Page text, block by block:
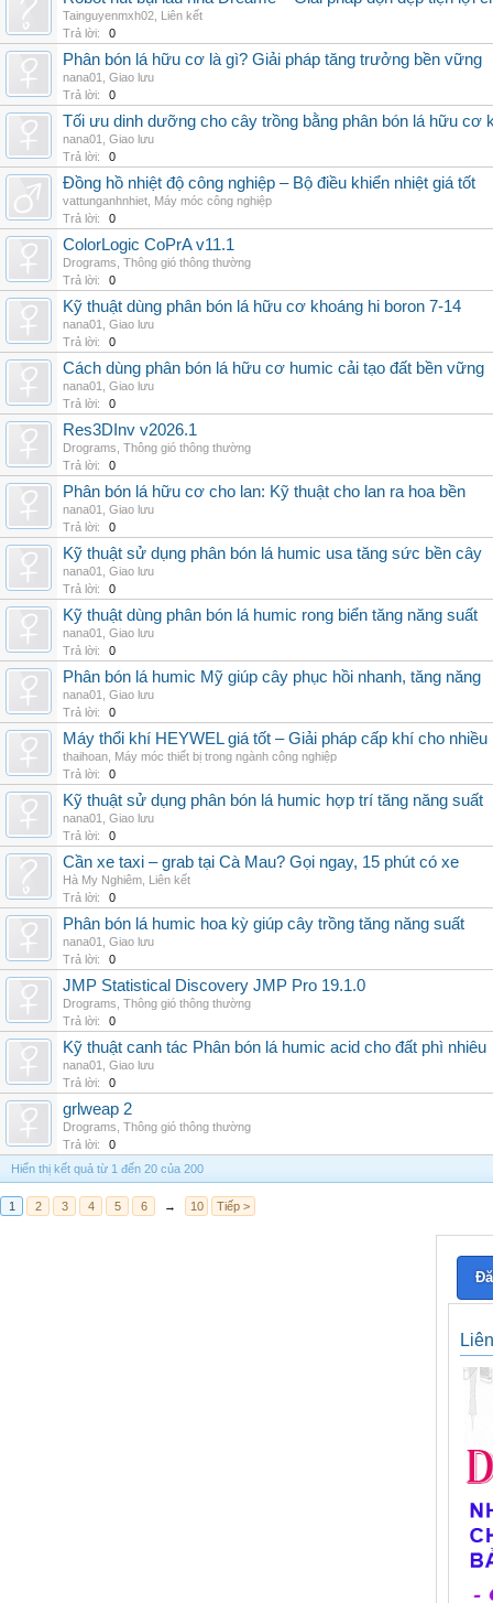
Tainguyenmxh02 Liên kết
Trả lời:
0
Phân bón lá hữu cơ là gì? Giải pháp tăng trưởng bền vững
nana01
Giao lưu
Trả lời:
0
Tối ưu dinh dưỡng cho cây trồng bằng phân bón lá hữu cơ
nana01
Giao lưu
Trả lời:
0
Đồng hồ nhiệt độ công nghiệp – Bộ điều khiển nhiệt giá tốt
vattunganhnhiet Máy móc công nghiệp
Trả lời:
0
ColorLogic CoPrA v11.1
Drograms Thông gió thông thường
Trả lời:
0
Kỹ thuật dùng phân bón lá hữu cơ khoáng hi boron 7-14
nana01
Giao lưu
Trả lời:
0
Cách dùng phân bón lá hữu cơ humic cải tạo đất bền vững
nana01
Giao lưu
Trả lời:
0
Res3DInv v2026.1
Drograms Thông gió thông thường
Trả lời:
0
Phân bón lá hữu cơ cho lan: Kỹ thuật cho lan ra hoa bền
nana01
Giao lưu
Trả lời:
0
Kỹ thuật sử dụng phân bón lá humic usa tăng sức bền cây
nana01
Giao lưu
Trả lời:
0
Kỹ thuật dùng phân bón lá humic rong biển tăng năng suất
nana01
Giao lưu
Trả lời:
0
Phân bón lá humic Mỹ giúp cây phục hồi nhanh, tăng năng
nana01
Giao lưu
Trả lời:
0
Máy thổi khí HEYWEL giá tốt – Giải pháp cấp khí cho
thaihoan Máy móc thiết bị trong ngành công nghiệp
Trả lời:
0
Kỹ thuật sử dụng phân bón lá humic hợp trí tăng năng suất
nana01
Giao lưu
Trả lời:
0
Cần xe taxi – grab tại Cà Mau? Gọi ngay, 15 phút có xe
Hà My Nghiêm Liên kết
Trả lời:
0
Phân bón lá humic hoa kỳ giúp cây trồng tăng năng suất
nana01
Giao lưu
Trả lời:
0
JMP Statistical Discovery JMP Pro 19.1.0
Drograms Thông gió thông thường
Trả lời:
0
Kỹ thuật canh tác Phân bón lá humic acid cho đất phì nhiêu
nana01
Giao lưu
Trả lời:
0
grlweap 2
Drograms Thông gió thông thường
Trả lời:
0
Hiển thị kết quả từ 1 đến 20 của 200
1 2 3 4 5 6 → 10 Tiếp >